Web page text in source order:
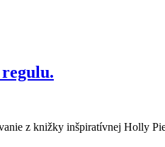
z knižky inšpiratívnej Holly